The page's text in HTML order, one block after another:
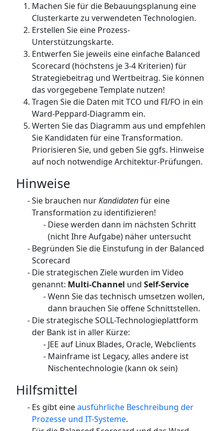
Machen Sie für die Bebauungsplanung eine
Clusterkarte zu verwendeten Technologien.
Erstellen Sie eine Prozess-
Unterstützungskarte.
Entwerfen Sie jeweils eine einfache Balanced
Scorecard (höchstens je 3-4 Kriterien) für
Strategiebeitrag und Wertbeitrag. Sie können
das vorgegebene Template nutzen!
Tragen Sie die Daten mit TCO und FI/FO in ein
Ward-Peppard-Diagramm ein.
Werten Sie das Diagramm aus und empfehlen
Sie Kandidaten für eine Transformation.
Priorisieren Sie, und geben Sie ggfs. Hinweise
auf noch notwendige Architektur-Prüfungen.
Hinweise
Sie brauchen nurKandidatenfür eine
Transformation zu identifizieren!
Diese werden dann im nächsten Schritt
(nicht Ihre Aufgabe) näher untersucht
Begründen Sie die Einstufung in der Balanced
Scorecard
Die strategischen Ziele wurden im Video
genannt: Multi-Channel und Self-Service
Wenn Sie das technisch umsetzen wollen,
dann brauchen Sie offene Schnittstellen.
Die strategische SOLL-Technologieplattform
der Bank ist in aller Kürze:
JEE auf Linux Blades, Oracle, Webclients
Mainframe ist Legacy, alles andere ist
Nischentechnologie (kann ok sein)
Hilfsmittel
Es gibt eineausführliche Beschreibung der
Prozesse und IT-Systeme.